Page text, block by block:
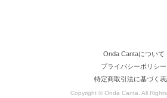
Onda Cantaについて
プライバシーポリシー
特定商取引法に基づく
Copyright © Onda Canta. All Rights